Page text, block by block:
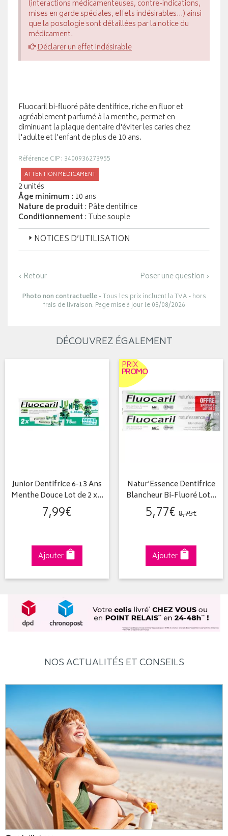
(interactions médicamenteuses, contre-indications,
mises en garde spéciales, effets indésirables...) ainsi
que la posologie sont détaillées par la notice du
médicament.
Déclarer un effet indésirable
Fluocaril bi-fluoré pâte dentifrice, riche en fluor et
agréablement parfumé à la menthe, permet en
diminuant la plaque dentaire d'éviter les caries chez
l'adulte et l'enfant de plus de 10 ans.
Référence CIP : 3400936273955
ATTENTION MÉDICAMENT
2 unités
Âge minimum : 10 ans
Nature de produit : Pâte dentifrice
Conditionnement : Tube souple
NOTICES D’UTILISATION
‹ Retour Poser une question ›
Photo non contractuelle- Tous les prix incluent la TVA - hors
frais de livraison. Page mise à jour le 03/08/2026
DÉCOUVREZ ÉGALEMENT
Junior Dentifrice 6-13 Ans
Menthe Douce Lot de 2 x…
7,99€
Ajouter
PRIX
PROMO
Natur'Essence Dentifrice
Blancheur Bi-Fluoré Lot…
5,77€ 8,75€
Ajouter
NOS ACTUALITÉS ET CONSEILS